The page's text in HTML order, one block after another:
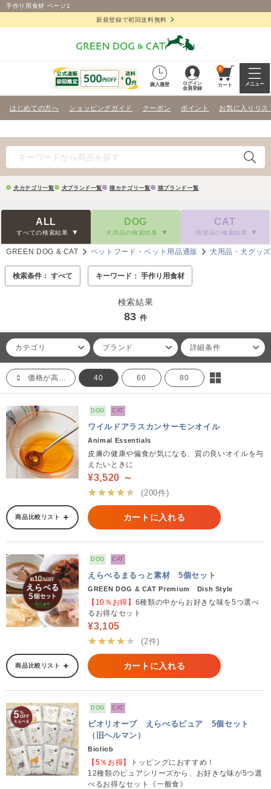
手作り用食材 ページ1
新規登録で初回送料無料
購入履歴
ログイン
会員登録
0
カート メニュー
はじめての方へ ショッピングガイド クーポン ポイント お気に入りリス
犬カテゴリ一覧 犬ブランド一覧 猫カテゴリ一覧 猫ブランド一覧
ALL
すべての検索結果
DOG
犬用品の検索結果
CAT
猫用品の検索結果
GREEN DOG & CAT ペットフード・ペット用品通販 犬用品・犬グッズ
検索条件： すべて キーワード： 手作り用食材
検索結果
83 件
カテゴリ ブランド 詳細条件
価格が高い順 40 60 80
DOG CAT
ワイルドアラスカンサーモンオイル
Animal Essentials
皮膚の健康や偏食が気になる、質の良いオイルを与
えたいときに
¥3,520 ～
★★★★★
(200件)
商品比較リスト カートに入れる
DOG CAT
えらべるまるっと素材 5個セット
GREEN DOG & CAT Premium Dish Style
【10％お得】 6種類の中からお好きな味を5つ選べ
るお得なセット
¥3,105
★★★★★
(2件)
商品比較リスト カートに入れる
DOG CAT
ビオリオーブ えらべるピュア 5個セット
（旧ヘルマン）
Bioliob
【5％お得】
トッピングにおすすめ！
12種類のピュアシリーズから、お好きな味が5つ選
べるお得なセット《一般食》